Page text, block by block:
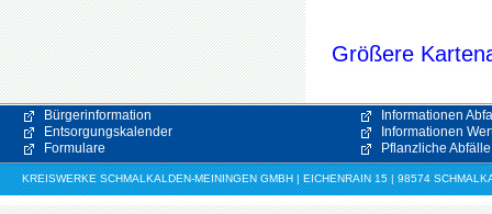
Größere
Bürgerinformation
Entsorgungskalender
Formulare
Informationen
Informationen
Pflanzliche Abfälle
KREISWERKE SCHMALKALDEN-MEININGEN GMBH | EICHENRAIN 15 | 98574